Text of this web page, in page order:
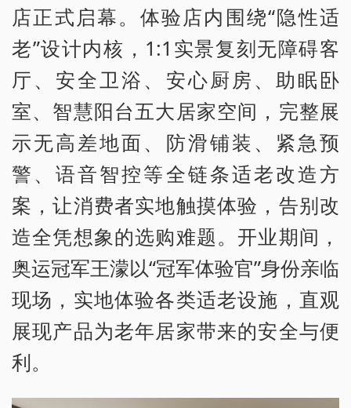
店正式启幕。体验店内围绕“隐性适
老”设计内核，1:1实景复刻无障碍客
厅、安全卫浴、安心厨房、助眠卧
室、智慧阳台五大居家空间，完整展
示无高差地面、防滑铺装、紧急预
警、语音智控等全链条适老改造方
案，让消费者实地触摸体验，告别改
造全凭想象的选购难题。开业期间，
奥运冠军王濛以“冠军体验官”身份亲临
现场，实地体验各类适老设施，直观
展现产品为老年居家带来的安全与便
利。